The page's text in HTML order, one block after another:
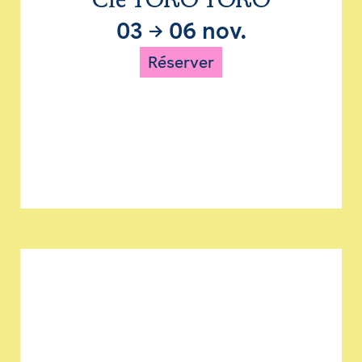
03 → 06 nov.
Réserver